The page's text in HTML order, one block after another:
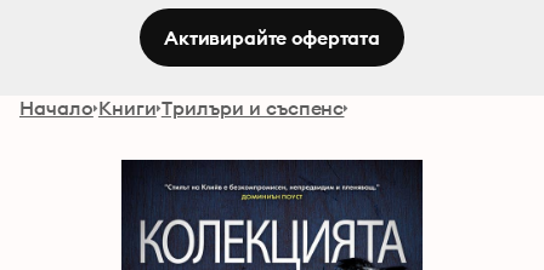
Активирайте офертата
Начало Книги Трилъри и съспенс